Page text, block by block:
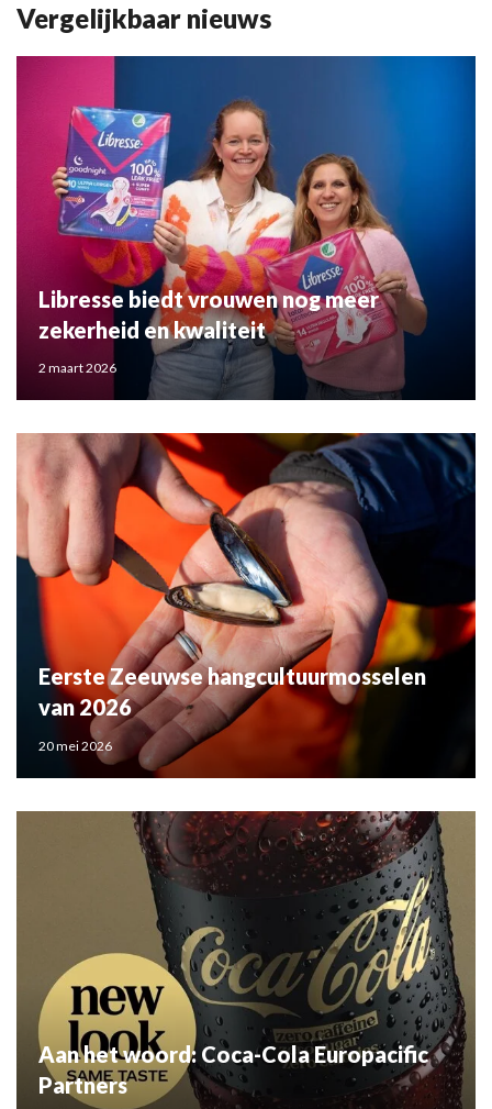
Vergelijkbaar nieuws
Libresse biedt vrouwen nog meer
zekerheid en kwaliteit
2 maart 2026
Eerste Zeeuwse hangcultuurmosselen
van 2026
20 mei 2026
Aan het woord: Coca-Cola Europacific
Partners